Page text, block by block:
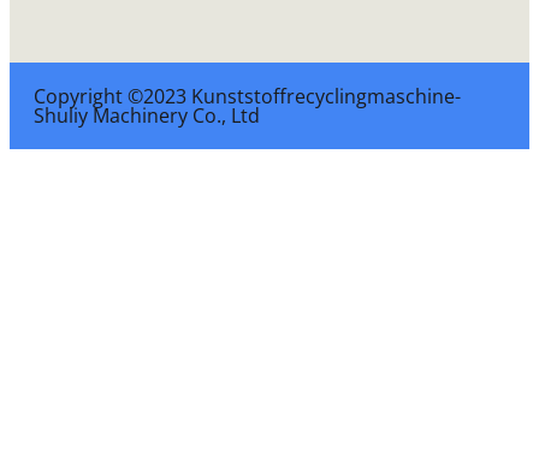
Copyright ©2023 Kunststoffrecyclingmaschine-
Shuliy Machinery Co., Ltd